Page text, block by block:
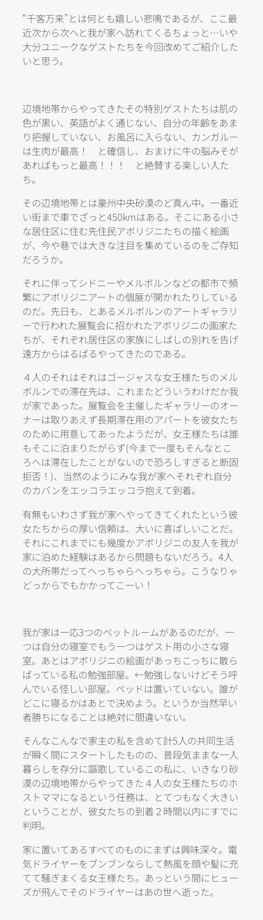
“千客万来”とは何とも嬉しい悲鳴であるが、ここ最
近次から次へと我が家へ訪れてくるちょっと…いや
大分ユニークなゲストたちを今回改めてご紹介した
いと思う。
辺境地帯からやってきたその特別ゲストたちは肌の
色が黒い、英語がよく通じない、自分の年齢をあま
り把握していない、お風呂に入らない、カンガルー
は生肉が最高！ と確信し、おまけに牛の脳みそが
あればもっと最高！！！ と絶賛する楽しい人た
ち。
その辺境地帯とは豪州中央砂漠のど真ん中。一番近
い街まで車でざっと450kmはある。そこにある小さ
な居住区に住む先住民アボリジニたちの描く絵画
が、今や巷では大きな注目を集めているのをご存知
だろうか。
それに伴ってシドニーやメルボルンなどの都市で頻
繁にアボリジニアートの個展が開かれたりしている
のだ。先日も、とあるメルボルンのアートギャラリ
ーで行われた展覧会に招かれたアボリジニの画家た
ちが、それぞれ居住区の家族にしばしの別れを告げ
遠方からはるばるやってきたのである。
４人のそれはそれはゴージャスな女王様たちのメル
ボルンでの滞在先は、これまたどういうわけだか我
が家であった。展覧会を主催したギャラリーのオー
ナーは取りあえず長期滞在用のアパートを彼女たち
のために用意してあったようだが、女王様たちは誰
もそこに泊まりたがらず(今まで一度もそんなとこ
ろへは滞在したことがないので恐ろしすぎると断固
拒否！)、当然のようにみな我が家へそれぞれ自分
のカバンをエッコラエッコラ抱えて到着。
有無もいわさず我が家へやってきてくれたという彼
女たちからの厚い信頼は、大いに喜ばしいことだ。
それにこれまでにも幾度かアボリジニの友人を我が
家に泊めた経験はあるから問題もないだろう。4人
の大所帯だってへっちゃらへっちゃら。こうなりゃ
どっからでもかかってこーい！
我が家は一応3つのベットルームがあるのだが、一
つは自分の寝室でもう一つはゲスト用の小さな寝
室。あとはアボリジニの絵画があっちこっちに散ら
ばっている私の勉強部屋。←勉強しないけどそう呼
んでいる怪しい部屋。ベッドは置いていない。誰が
どこに寝るかはあとで決めよう。というか当然早い
者勝ちになることは絶対に間違いない。
そんなこんなで家主の私を含めて計5人の共同生活
が瞬く間にスタートしたものの、普段気ままな一人
暮らしを存分に謳歌しているこの私に、いきなり砂
漠の辺境地帯からやってきた４人の女王様たちのホ
ストママになるという任務は、とてつもなく大きい
ということが、彼女たちの到着２時間以内にすでに
判明。
家に置いてあるすべてのものにまずは興味深々。電
気ドライヤーをブンブンならして熱風を顔や髪に充
てて騒ぎまくる女王様たち。あっという間にヒュー
ズが飛んでそのドライヤーはあの世へ逝った。